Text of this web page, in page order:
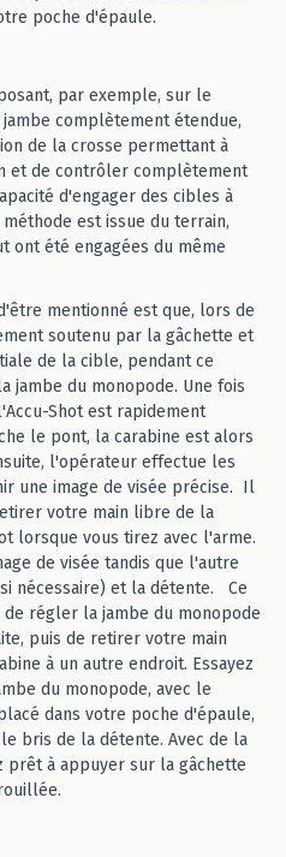
poche d'épaule.
par exemple, sur le
complètement étendue,
de la crosse permettant à
et de contrôler complètement
d'engager des cibles à
est issue du terrain,
ont été engagées du même
mentionné est que, lors de
soutenu par la gâchette et
de la cible, pendant ce
jambe du monopode. Une fois
Shot est rapidement
le pont, la carabine est alors
l'opérateur effectue les
une image de visée précise. Il
votre main libre de la
lorsque vous tirez avec l'arme.
de visée tandis que l'autre
nécessaire) et la détente. Ce
régler la jambe du monopode
puis de retirer votre main
à un autre endroit. Essayez
du monopode, avec le
dans votre poche d'épaule,
bris de la détente. Avec de la
prêt à appuyer sur la gâchette